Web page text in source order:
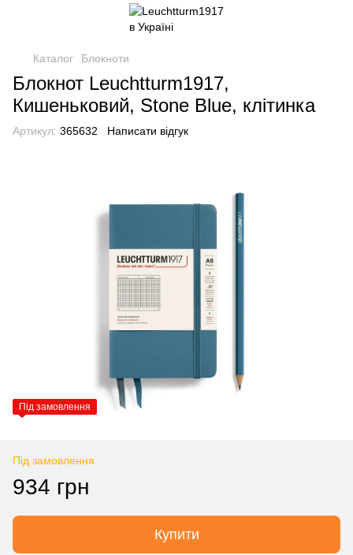
Каталог Блокноти
Блокнот Leuchtturm1917,
Кишеньковий, Stone Blue, клітинка
Артикул: 365632 Написати відгук
Під замовлення
Під замовлення
934 грн
Купити